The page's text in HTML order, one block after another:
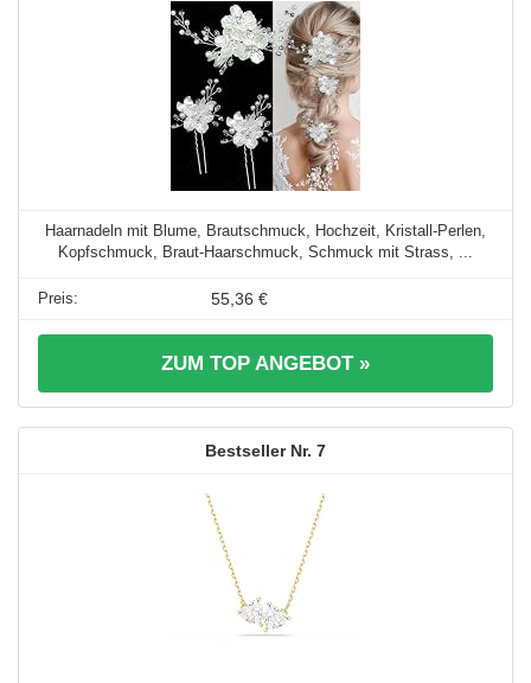
Haarnadeln mit Blume, Brautschmuck, Hochzeit, Kristall-Perlen,
Kopfschmuck, Braut-Haarschmuck, Schmuck mit Strass, ...
55,36 €
ZUM TOP ANGEBOT »
7